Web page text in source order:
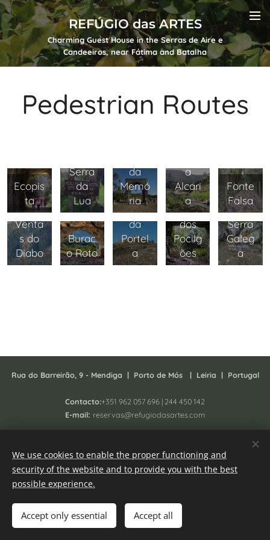
REFÚGIO das ARTES
Charming Guest House in the Serras de Aire e
Candeeiros, near Fátima and Batalha
Pedestrian Routes
Ecopis
ta
Serra
da
Lua
da
Memó
ria
a
Alcari
a
Fonte
Falsa
Venta
s do
Diabo
Burac
o Roto
Lapas
da
Portel
a
Lapa
dos
Pocilg
ões
Serra
Galeg
a
Rua do Barreirão, 9 - Mendiga | Porto de Mós | Leiria | Portugal
Contacto:+351 962 057 696 | 244 450 142
E-mail: reservas@refugiodasartes.com
Registo N. 41657/AL
Online Complaint book
Languages
Português
English
We use cookies to enable the proper functioning and
security of the website and to provide you with the best
possible experience.
Accept only essential Accept all